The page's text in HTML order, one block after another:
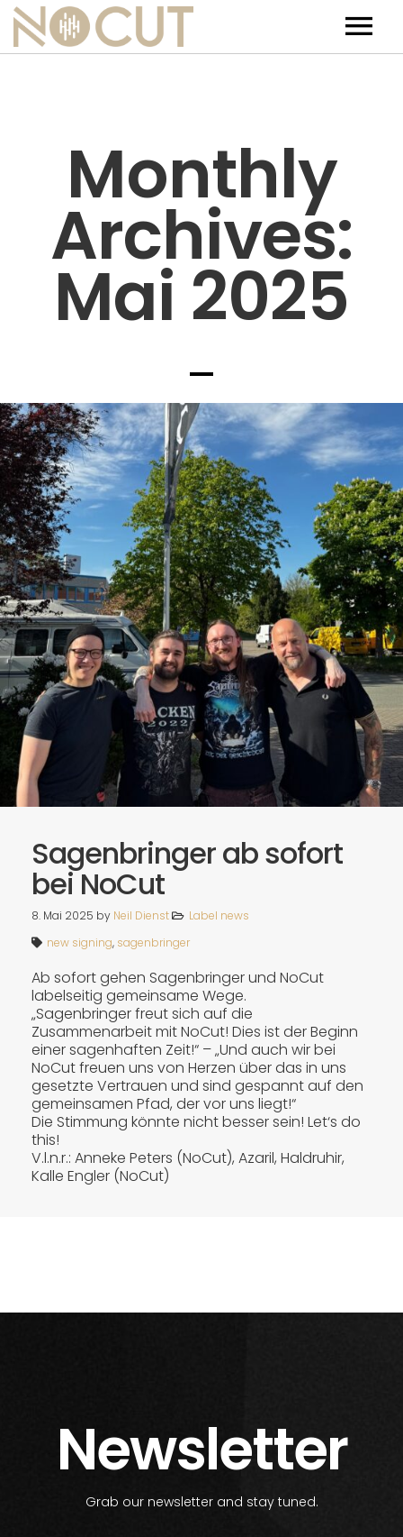
Events
News
Contact
Spotify
Monthly
Archives:
Mai 2025
Sagenbringer ab sofort
bei NoCut
8. Mai 2025 by Neil Dienst
Label news
new signing, sagenbringer
Ab sofort gehen Sagenbringer und NoCut
labelseitig gemeinsame Wege.
„Sagenbringer freut sich auf die
Zusammenarbeit mit NoCut! Dies ist der Beginn
einer sagenhaften Zeit!“ – „Und auch wir bei
NoCut freuen uns von Herzen über das in uns
gesetzte Vertrauen und sind gespannt auf den
gemeinsamen Pfad, der vor uns liegt!“
Die Stimmung könnte nicht besser sein! Let‘s do
this!
V.l.n.r.: Anneke Peters (NoCut), Azaril, Haldruhir,
Kalle Engler (NoCut)
Newsletter
Grab our newsletter and stay tuned.